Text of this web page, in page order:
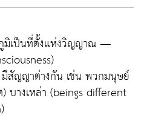
มิเป็นที่ตั้งแห่งวิญญาณ —
สัญญาต่างกัน เช่น พวกมนุษย์
บางเหล่า (beings different